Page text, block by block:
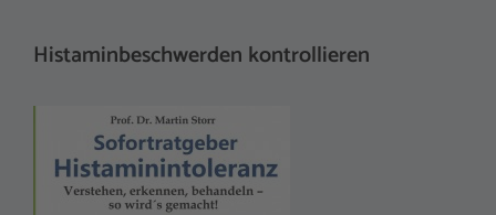
Histaminbeschwerden kontrollieren